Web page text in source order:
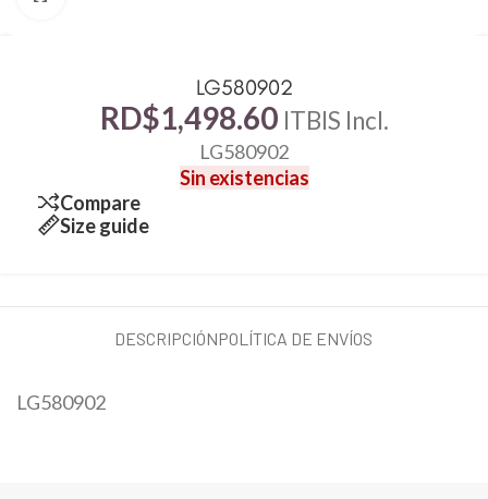
LG580902
RD$1,498.60 ITBIS Incl.
LG580902
Sin existencias
Compare
Size guide
DESCRIPCIÓNPOLÍTICA DE ENVÍOS
LG580902